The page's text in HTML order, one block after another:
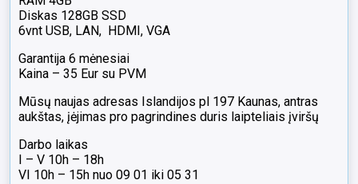
Diskas 128GB SSD
6vnt USB, LAN, HDMI, VGA
Garantija 6 mėnesiai
Kaina – 35 Eur su PVM
Mūsų naujas adresas Islandijos pl 197 Kaunas, antras
aukštas, įėjimas pro pagrindines duris laipteliais įviršų
Darbo laikas
I – V 10h – 18h
VI 10h – 15h nuo 09 01 iki 05 31